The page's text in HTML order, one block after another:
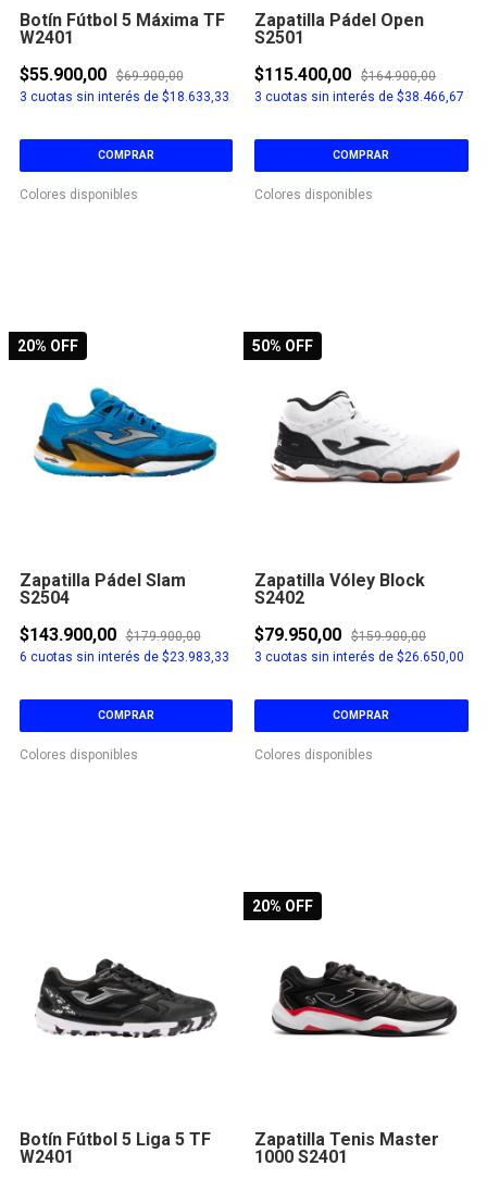
Botín Fútbol 5 Máxima TF
W2401
$55.900,00
$69.900,00
3 cuotas sin interés de $18.633,33
COMPRAR
Colores disponibles
Zapatilla Pádel Open
S2501
$115.400,00
$164.900,00
3 cuotas sin interés de $38.466,67
COMPRAR
Colores disponibles
20% OFF
Zapatilla Pádel Slam
S2504
$143.900,00
$179.900,00
6 cuotas sin interés de $23.983,33
COMPRAR
Colores disponibles
50% OFF
Zapatilla Vóley Block
S2402
$79.950,00
$159.900,00
3 cuotas sin interés de $26.650,00
COMPRAR
Colores disponibles
Botín Fútbol 5 Liga 5 TF
W2401
20% OFF
Zapatilla Tenis Master
1000 S2401